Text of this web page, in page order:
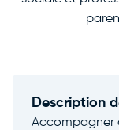
Description
Accompagner